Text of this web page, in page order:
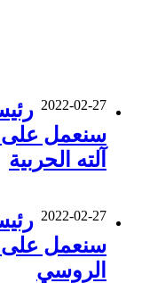
2022-02-27
سنعمل على
آلته الحربية
2022-02-27
سنعمل على
الروسي